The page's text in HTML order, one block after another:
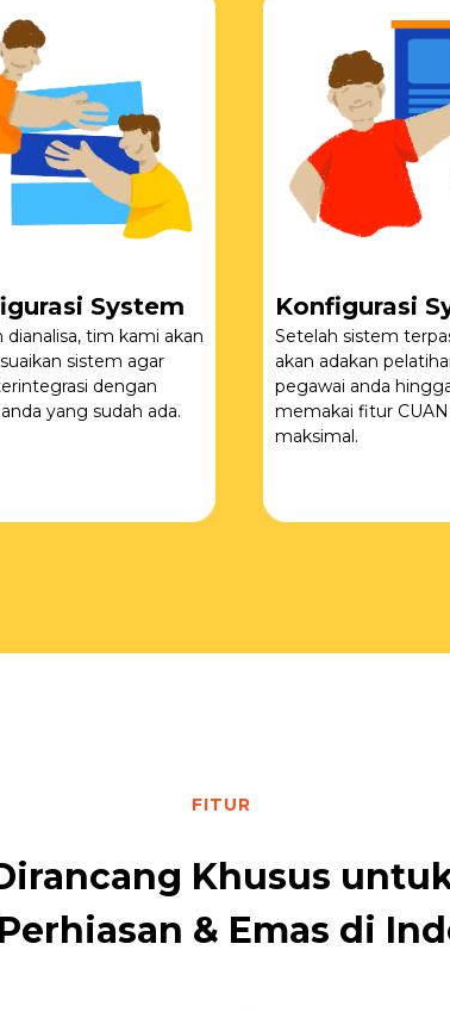
System
dianalisa, tim kami akan
sistem agar
dengan
yang sudah ada.
Konfigurasi
Setelah sistem
akan adakan
pegawai anda
memakai fitur
maksimal.
FITUR
Khusus
& Emas di